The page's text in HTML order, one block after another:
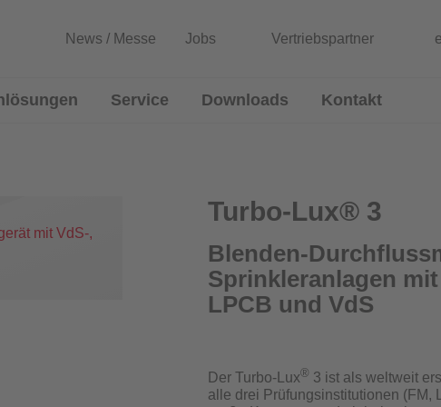
News / Messe Jobs Vertriebspartner
für Sprinkleranlagen
Service
Download Prüfzeugnisse
Downloads Kontakt
Turbo-Lux® 3
Blenden-
Sprinkleranlagen
LPCB und VdS
Der Turbo-Lux® 3 ist als weltweit
alle drei Prüfungsinstitutionen (FM,